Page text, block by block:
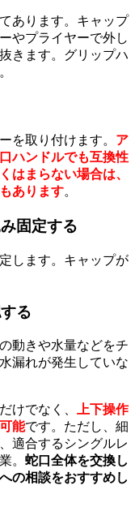
あります。キャップ
やプライヤーで外し
きます。グリップハ
を取り付けます。 ア
ハンドルでも互換性
はまらない場合は、
あります。
固定する
します。キャップが
る
動きや水量などをチ
漏れが発生していな
けでなく、
上下操作
能です。ただし、細
適合するシングルレ
。 蛇口全体を交換し
の相談をおすすめし